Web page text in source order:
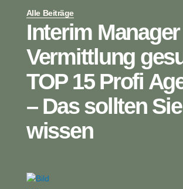
Alle Beiträge
Interim Manager
Vermittlung
TOP 15 Profi
– Das sollten Sie
wissen